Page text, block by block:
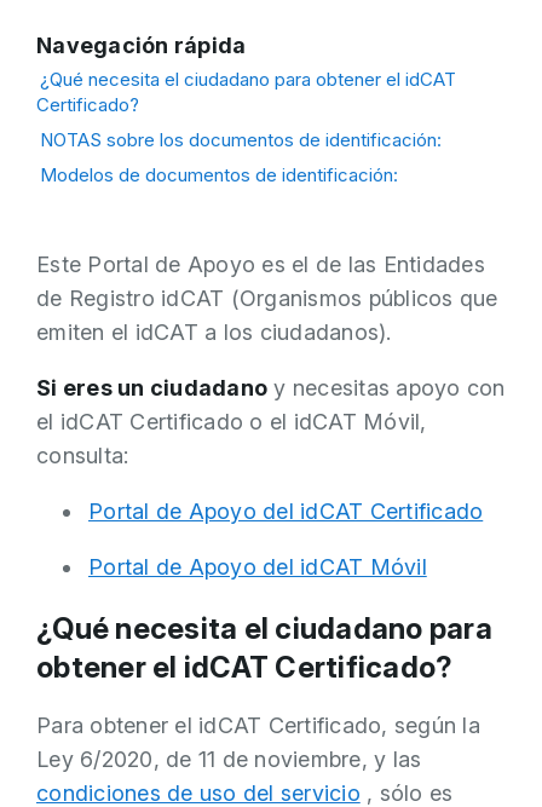
Este Portal de Apoyo es el de las Entidades
de Registro idCAT (Organismos públicos que
emiten el idCAT a los ciudadanos).
Si eres un ciudadano y necesitas apoyo con
el idCAT Certificado o el idCAT Móvil,
consulta:
Portal de Apoyo del idCAT Certificado
Portal de Apoyo del idCAT Móvil
¿Qué necesita el ciudadano para
obtener el idCAT Certificado?
Para obtener el idCAT Certificado, según la
Ley 6/2020, de 11 de noviembre, y las
condiciones de uso del servicio , sólo es
Navegación rápida
¿Qué necesita el ciudadano para obtener el idCAT
Certificado?
NOTAS sobre los documentos de identificación:
Modelos de documentos de identificación: